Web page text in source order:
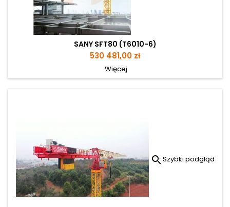
SANY SFT80 (T6010-6)
Cena
530 481,00 zł
Więcej
 Szybki podgląd